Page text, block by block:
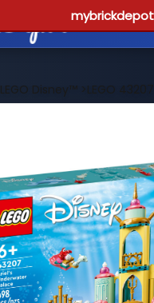
LEGO Disney™>LEGO